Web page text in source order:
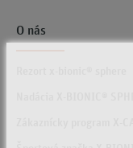
O nás